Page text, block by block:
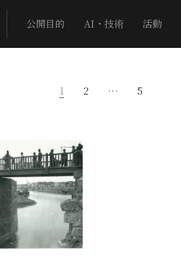
公開目的 AI・技術 活動
1 2 … 5